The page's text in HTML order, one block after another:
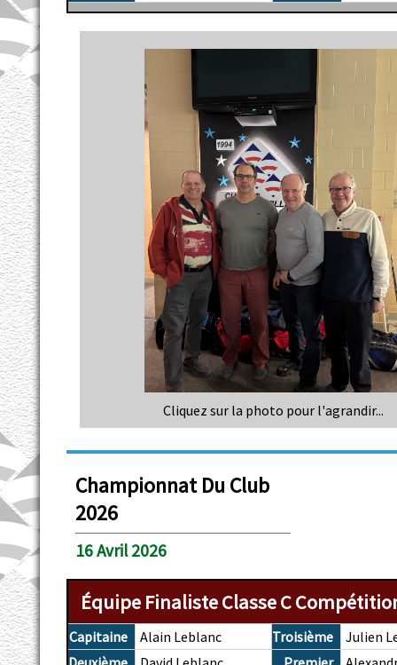
Cliquez sur la photo pour l'agrandir...
Championnat Du Club
2026
16 Avril 2026
Équipe Finaliste Classe C
Capitaine Alain Leblanc Troisième
Julien